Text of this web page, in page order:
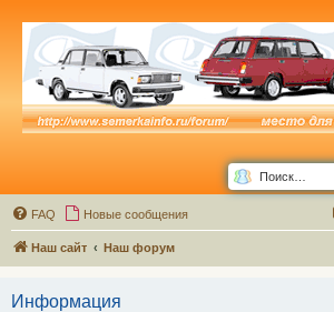
FAQ Новые сообщения
Наш сайт Наш форум
Информация